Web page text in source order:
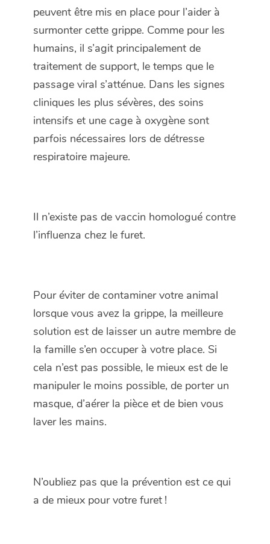
peuvent être mis en place pour l’aider à
surmonter cette grippe. Comme pour les
humains, il s’agit principalement de
traitement de support, le temps que le
passage viral s’atténue. Dans les signes
cliniques les plus sévères, des soins
intensifs et une cage à oxygène sont
parfois nécessaires lors de détresse
respiratoire majeure.
Il n’existe pas de vaccin homologué contre
l’influenza chez le furet.
Pour éviter de contaminer votre animal
lorsque vous avez la grippe, la meilleure
solution est de laisser un autre membre de
la famille s’en occuper à votre place. Si
cela n’est pas possible, le mieux est de le
manipuler le moins possible, de porter un
masque, d’aérer la pièce et de bien vous
laver les mains.
N’oubliez pas que la prévention est ce qui
a de mieux pour votre furet !